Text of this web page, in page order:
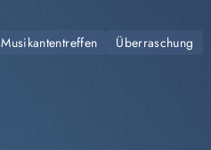
Musikantentreffen
Überraschung